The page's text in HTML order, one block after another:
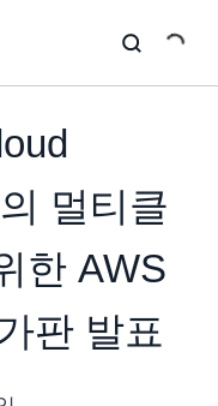
멀티클
한 AWS
판 발표